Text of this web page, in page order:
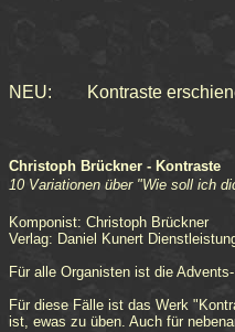
NEU: Kontraste
Christoph Brückner - Kontraste
10 Variationen über "Wie soll ich
Komponist: Christoph Brückner
Verlag: Daniel Kunert
Für alle Organisten ist die
Für diese Fälle ist das Werk
ist, ewas zu üben. Auch für